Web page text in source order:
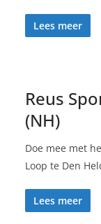
Lees meer
Reus
(NH)
Doe mee met
Loop te Den
Lees meer